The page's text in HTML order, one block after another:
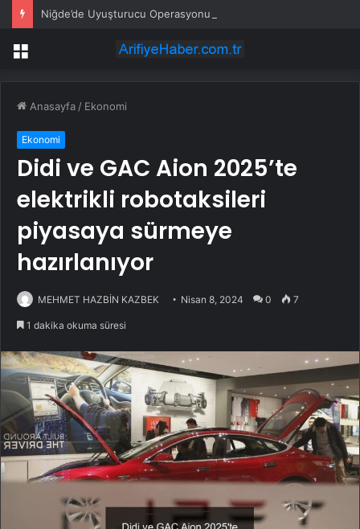
Niğde’de Uyuşturucu Operasyonu: 2 Şüpheli Tutuklandı
Menü
Anasayfa / Ekonomi
Ekonomi
Didi ve GAC Aion 2025’te
elektrikli robotaksileri
piyasaya sürmeye
hazırlanıyor
MEHMET HAZBİN KAZBEK Nisan 8, 2024 0 7
1 dakika okuma süresi